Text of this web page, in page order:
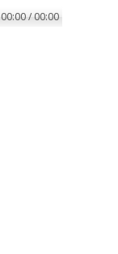
00:00 / 00:00